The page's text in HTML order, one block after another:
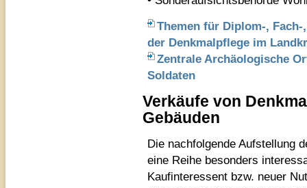
Themen für Diplom-,
der Denkmalpflege im
Zentrale Archäologische
Soldaten
Verkäufe von
Gebäuden
Die nachfolgende Aufstellung
eine Reihe besonders
Kaufinteressent bzw. neuer